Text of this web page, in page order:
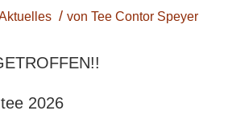
/ vonTee Contor Speyer
2026